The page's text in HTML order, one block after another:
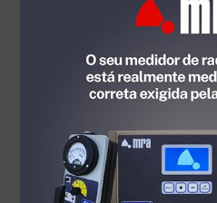
Radiação Portátil
Atomtex AT1125A